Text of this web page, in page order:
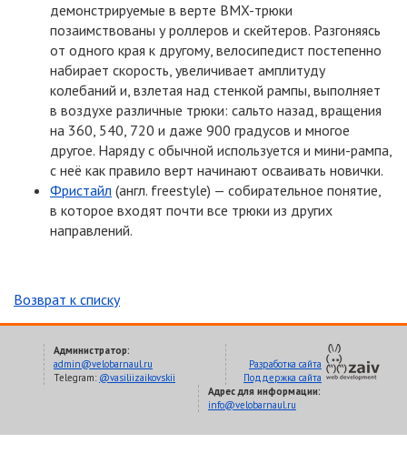
демонстрируемые в верте BMX-трюки
позаимствованы у роллеров и скейтеров. Разгоняясь
от одного края к другому, велосипедист постепенно
набирает скорость, увеличивает амплитуду
колебаний и, взлетая над стенкой рампы, выполняет
в воздухе различные трюки: сальто назад, вращения
на 360, 540, 720 и даже 900 градусов и многое
другое. Наряду с обычной используется и мини-рампа,
с неё как правило верт начинают осваивать новички.
Фристайл (англ. freestyle) — собирательное понятие,
в которое входят почти все трюки из других
направлений.
Возврат к списку
Разработка сайта
Поддержка сайта
Администратор:
admin@velobarnaul.ru
Telegram: @vasiliizaikovskii
Адрес для информации:
info@velobarnaul.ru